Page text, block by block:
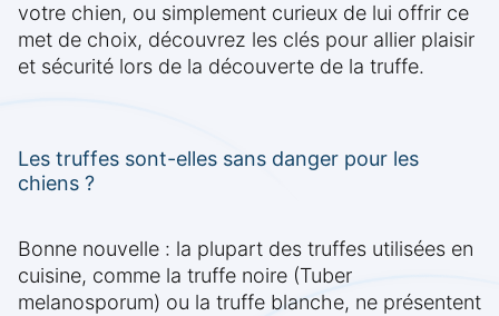
votre chien, ou simplement curieux de lui offrir ce
met de choix, découvrez les clés pour allier plaisir
et sécurité lors de la découverte de la truffe.
Les truffes sont-elles sans danger pour les
chiens ?
Bonne nouvelle : la plupart des truffes utilisées en
cuisine, comme la truffe noire (Tuber
melanosporum) ou la truffe blanche, ne présentent